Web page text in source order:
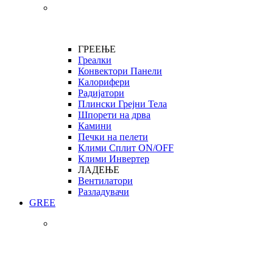
ГРЕЕЊЕ
Греалки
Конвектори Панели
Калорифери
Радијатори
Плински Грејни Тела
Шпорети на дрва
Камини
Печки на пелети
Клими Сплит ON/OFF
Клими Инвертер
ЛАДЕЊЕ
Вентилатори
Разладувачи
GREE